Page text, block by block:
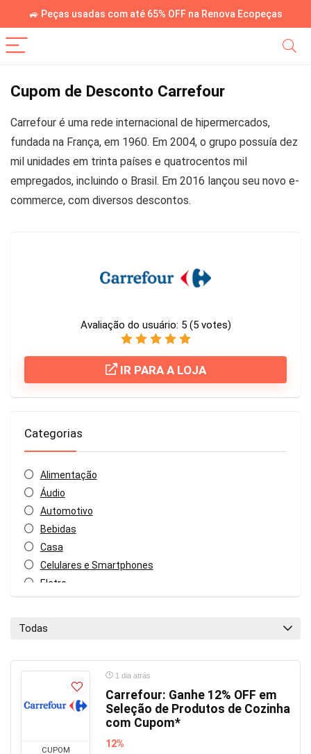
🚙 Peças usadas com até 65% OFF na Renova Ecopeças
Cupom de Desconto Carrefour
Carrefour é uma rede internacional de hipermercados,
fundada na França, em 1960. Em 2004, o grupo possuía dez
mil unidades em trinta países e quatrocentos mil
empregados, incluindo o Brasil. Em 2016 lançou seu novo e-
commerce, com diversos descontos.
Avaliação do usuário: 5 (5votes)
IR PARA A LOJA
Categorias
Alimentação
Áudio
Automotivo
Bebidas
Casa
Celulares e Smartphones
Eletro
Todas as categorias
Todas
CUPOM
1 dia atrás
Carrefour: Ganhe 12% OFF em
Seleção de Produtos de Cozinha
com Cupom*
12%